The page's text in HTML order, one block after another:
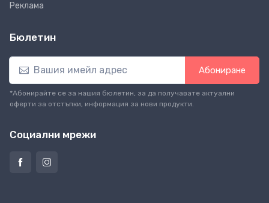
Реклама
Бюлетин
Абониране
*Абонирайте се за нашия бюлетин, за да получавате актуални
оферти за отстъпки, информация за нови продукти.
Социални мрежи